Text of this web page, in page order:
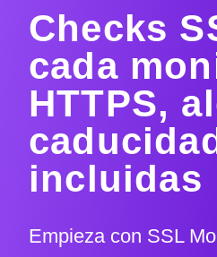
Checks
cada
HTTPS,
incluidas
Empieza con SSL